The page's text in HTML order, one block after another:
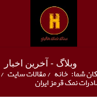
وبلاگ - آخرین اخبار
شما: خانه /مقالات سایت /
نمک قرمز ایران